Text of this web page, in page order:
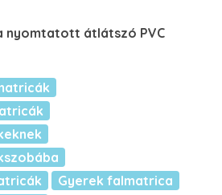
nyomtatott átlátszó PVC
Gyerek falmatrica